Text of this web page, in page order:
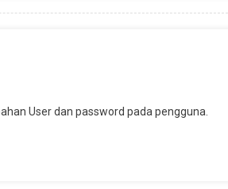
User dan password pada pengguna.